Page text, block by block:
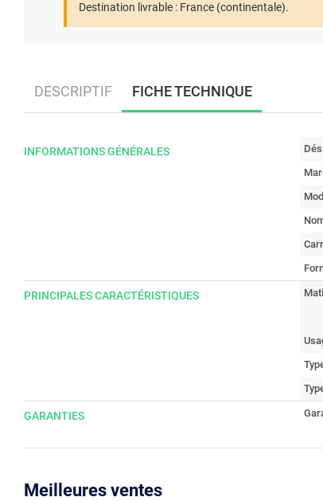
Destination livrable : France (continentale).
DESCRIPTIF FICHE TECHNIQUE
INFORMATIONS GÉNÉRALES
PRINCIPALES CARACTÉRISTIQUES
GARANTIES
Meilleures ventes